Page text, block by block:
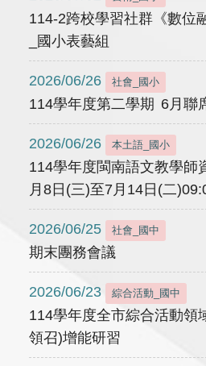
114-2跨校學習社群《數位
_國小表藝組
2026/06/26 社會_國小
114學年度第二學期 6月聯
2026/06/26 本土語_國小
114學年度閩南語文教學師
月8日(三)至7月14日(二
2026/06/25 社會_國中
期末團務會議
2026/06/23 綜合活動_國中
114學年度全市綜合活動領
領召)增能研習